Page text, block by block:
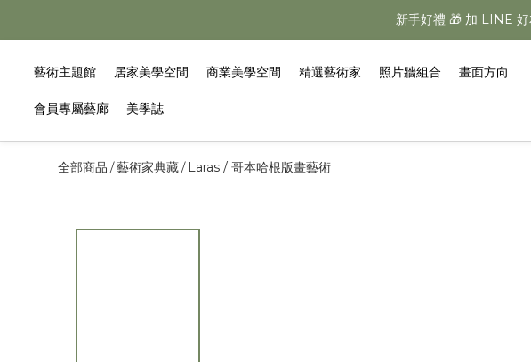
【夏日美學慶典】
新手好禮 🎁 加 LINE
藝術主題館 居家美學空間 商業美學空間 精選藝術家 照片牆組合 畫面方向
會員專屬藝廊 美學誌
全部商品 /藝術家典藏/ Laras / 哥本哈根版畫藝術